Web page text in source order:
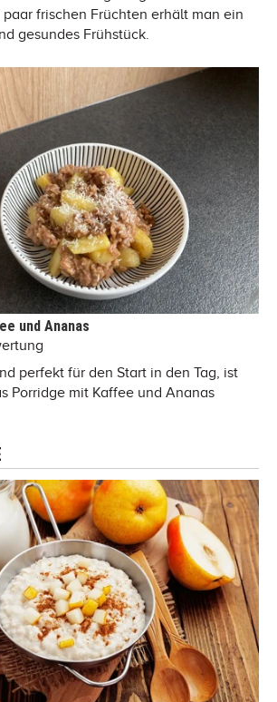
frischen Früchten erhält man ein
gesundes Frühstück.
und Ananas
perfekt für den Start in den Tag, ist
Porridge mit Kaffee und Ananas